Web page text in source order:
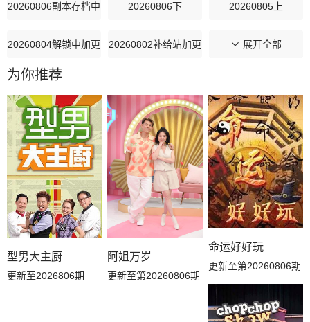
20260806副本存档中 20260806下 20260805上
20260804解锁中加更 20260802补给站加更 20260801推门彩蛋
20260731万事屋加更
20260730下 20260729上 20260728解锁中加更
20260726花絮 20260724万事屋加更 20260723副本存档中
20260723下 20260722上 20260721解锁中加更
20260719花絮 20260719吃播大赏
20260717万事屋加更 20260717居民采访 20260716下
20260712吃播大赏
展开全部
为你推荐
型男大主厨
更新至2026806期
阿姐万岁
更新至第20260806期
命运好好玩
更新至第20260806期